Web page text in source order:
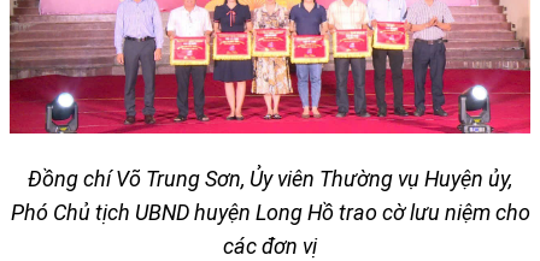
Đồng chí Võ Trung Sơn, Ủy viên Thường vụ Huyện ủy,
Phó Chủ tịch UBND huyện Long Hồtrao cờ lưu niệm cho
các đơn vị